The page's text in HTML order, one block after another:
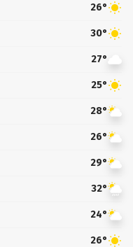
26°
30°
27°
25°
28°
26°
29°
32°
24°
26°